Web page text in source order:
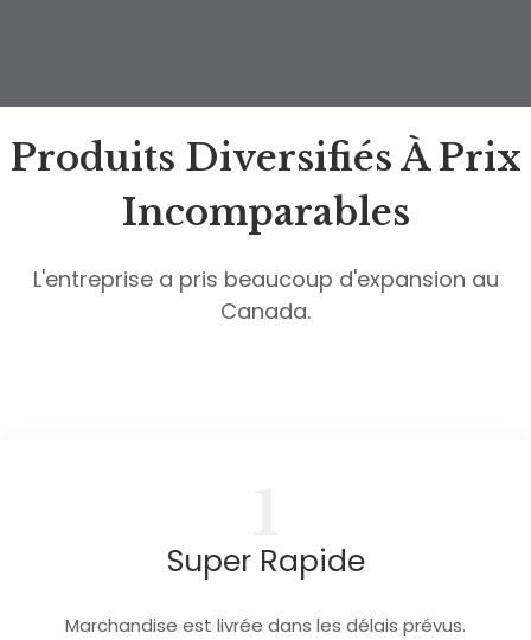
Produits Diversifiés À Prix
Incomparables
L'entreprise a pris beaucoup d'expansion au
Canada.
Super Rapide
Marchandise est livrée dans les délais prévus.